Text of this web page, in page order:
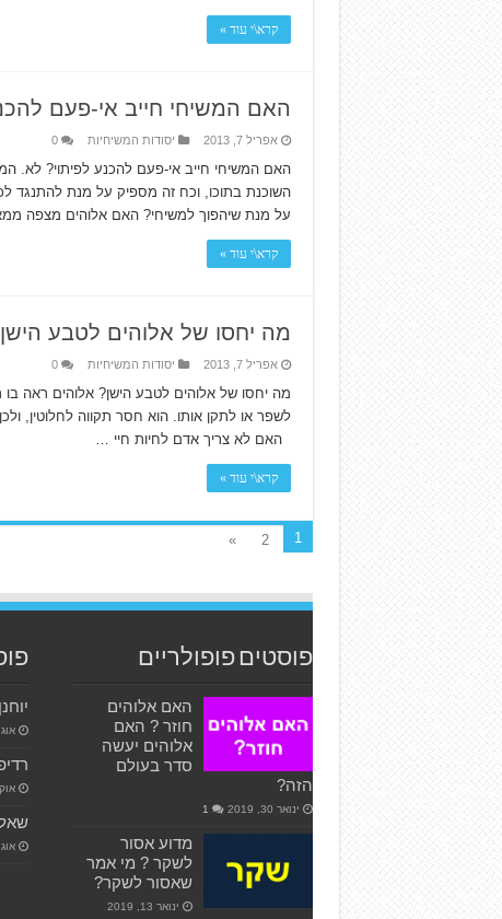
קרא\י עוד »
האם המשיחי חייב אי-פעם
אפריל 7, 2013 יסודות המשיחיות 0
האם המשיחי חייב אי-פעם להכנע לפיתוי? לא.
על מנת שיהפוך למשיחי? האם אלוהים מצפה
קרא\י עוד »
מה יחסו של אלוהים לטבע
אפריל 7, 2013 יסודות המשיחיות 0
מה יחסו של אלוהים לטבע הישן? אלוהים ראה בו
האם לא צריך אדם לחיות חיי …
קרא\י עוד »
1
2
»
פוסטים פופולריים
האם אלוהים
חוזר ? האם
אלוהים יעשה
סדר בעולם
הזה?
ינואר 30, 2019 1
מדוע אסור
לשקר ? מי אמר
שאסור לשקר?
ינואר 13, 2019